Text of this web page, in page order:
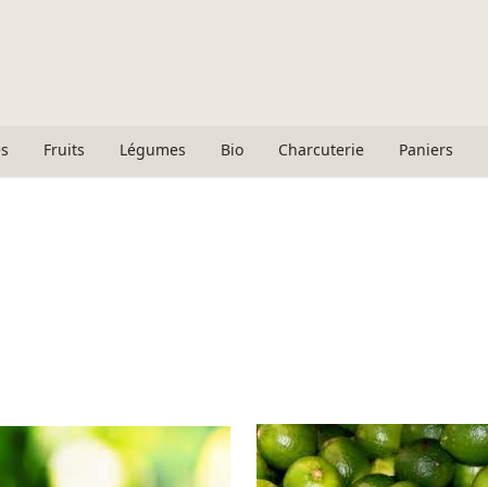
Fruits Légumes Bio Charcuterie Paniers